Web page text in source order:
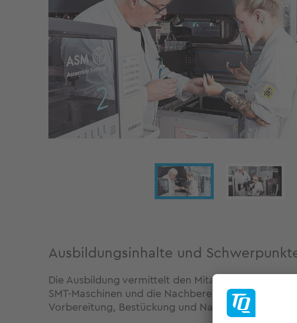
Ausbildungsinhalte und
Die Ausbildung vermittelt den Mitarbeitern
SMT-Maschinen und die Nachbereitung mit Hilfe
Vorbereitung, Bestückung und Nachbereitung